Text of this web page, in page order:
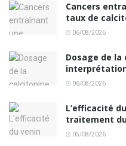
Cancers
taux de
06/08/2026
Dosage de
06/08/2026
L’efficacité
traitement
05/08/2026